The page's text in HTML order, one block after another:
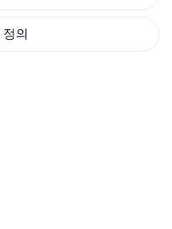
SIA GoMining Latvia 및 BMINE
완전히 준수하며 자금 세탁, 테러 자
당사는 모든 관련 자금 세탁 방지
금융 방지 조치를 엄격하게 준수하
의